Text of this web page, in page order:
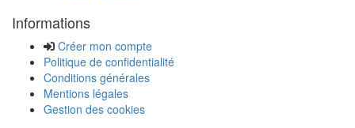
Informations
Créer mon compte
Politique de confidentialité
Conditions générales
Mentions légales
Gestion des cookies